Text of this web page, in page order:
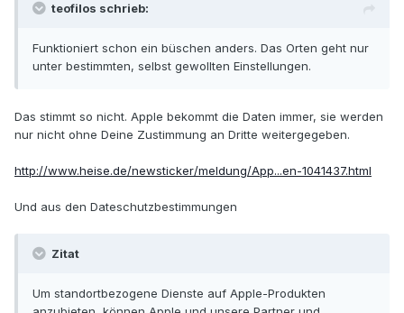
teofilos schrieb:
Funktioniert schon ein büschen anders. Das Orten geht nur
unter bestimmten, selbst gewollten Einstellungen.
Das stimmt so nicht. Apple bekommt die Daten immer, sie werden
nur nicht ohne Deine Zustimmung an Dritte weitergegeben.
http://www.heise.de/newsticker/meldung/App...en-1041437.html
Und aus den Dateschutzbestimmungen
Zitat
Um standortbezogene Dienste auf Apple-Produkten